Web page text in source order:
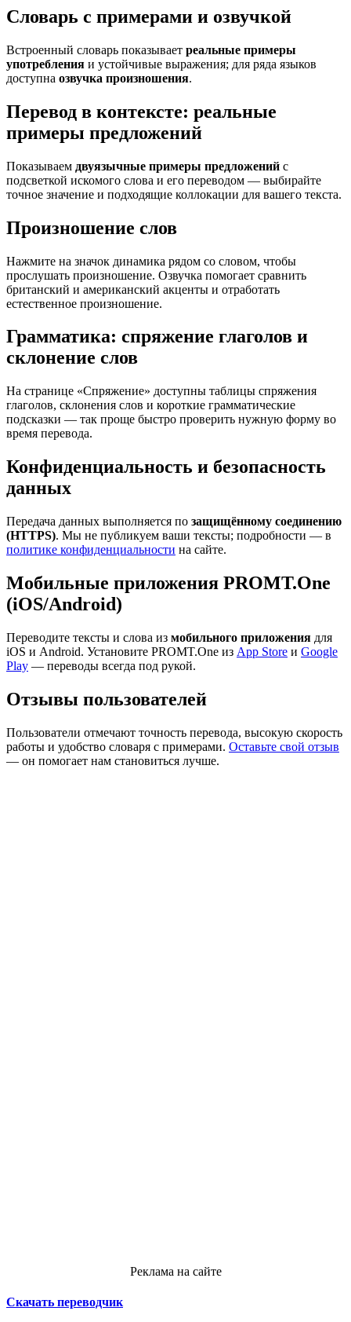
Словарь с примерами и озвучкой
Встроенный словарь показывает реальные примеры
употребления и устойчивые выражения; для ряда языков
доступна озвучка произношения.
Перевод в контексте: реальные
примеры предложений
Показываем двуязычные примеры предложений с
подсветкой искомого слова и его переводом — выбирайте
точное значение и подходящие коллокации для вашего текста.
Произношение слов
Нажмите на значок динамика рядом со словом, чтобы
прослушать произношение. Озвучка помогает сравнить
британский и американский акценты и отработать
естественное произношение.
Грамматика: спряжение глаголов и
склонение слов
На странице «Спряжение» доступны таблицы спряжения
глаголов, склонения слов и короткие грамматические
подсказки — так проще быстро проверить нужную форму во
время перевода.
Конфиденциальность и безопасность
данных
Передача данных выполняется по защищённому соединению
(HTTPS). Мы не публикуем ваши тексты; подробности — в
политике конфиденциальности на сайте.
Мобильные приложения PROMT.One
(iOS/Android)
Переводите тексты и слова из мобильного приложения для
iOS и Android. Установите PROMT.One из App Store и Google
Play — переводы всегда под рукой.
Отзывы пользователей
Пользователи отмечают точность перевода, высокую скорость
работы и удобство словаря с примерами. Оставьте свой отзыв
— он помогает нам становиться лучше.
Реклама на сайте
Скачать переводчик